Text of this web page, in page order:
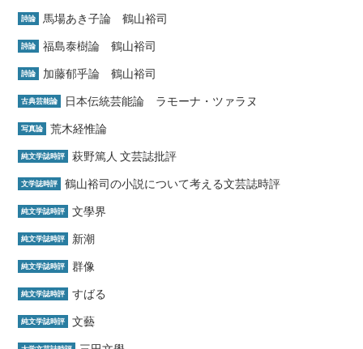
詩論 馬場あき子論 鶴山裕司
詩論 福島泰樹論 鶴山裕司
詩論 加藤郁乎論 鶴山裕司
古典芸能論 日本伝統芸能論 ラモーナ・ツァラヌ
写真論 荒木経惟論
純文学誌時評 萩野篤人 文芸誌批評
文学誌時評 鶴山裕司の小説について考える文芸誌時評
純文学誌時評 文學界
純文学誌時評 新潮
純文学誌時評 群像
純文学誌時評 すばる
純文学誌時評 文藝